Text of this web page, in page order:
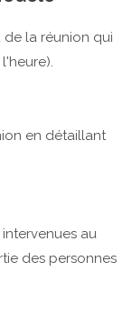
la réunion qui
en détaillant
au
des personnes